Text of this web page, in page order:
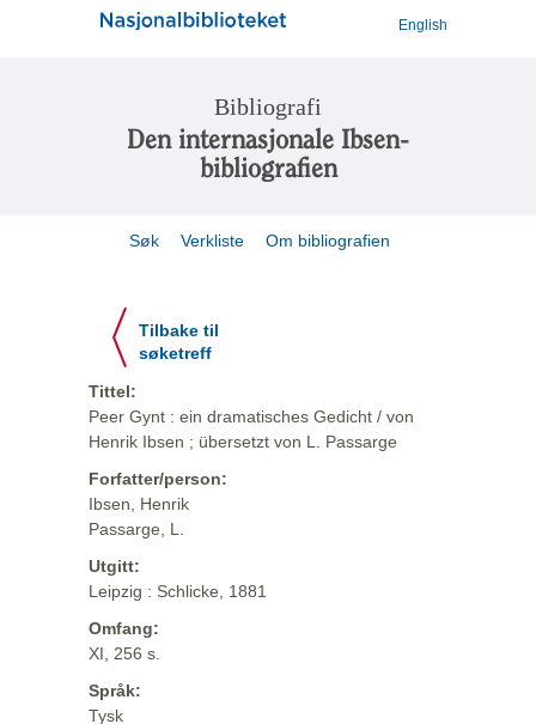
English
Bibliografi
Den internasjonale Ibsen-
bibliografien
Søk Verkliste Om bibliografien
Tilbake til
søketreff
Tittel:
Peer Gynt : ein dramatisches Gedicht / von
Henrik Ibsen ; übersetzt von L. Passarge
Forfatter/person:
Ibsen, Henrik
Passarge, L.
Utgitt:
Leipzig : Schlicke, 1881
Omfang:
XI, 256 s.
Språk:
Tysk